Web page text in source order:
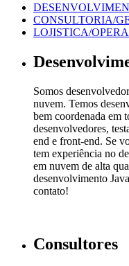
CONSULTORIA/
LOJISTICA/
Somos
nuvem. Temos
bem coordenada em
desenvolvedores,
end e front-end. Se
tem experiência no
em nuvem de alta
desenvolvimento
contato!
Consultores